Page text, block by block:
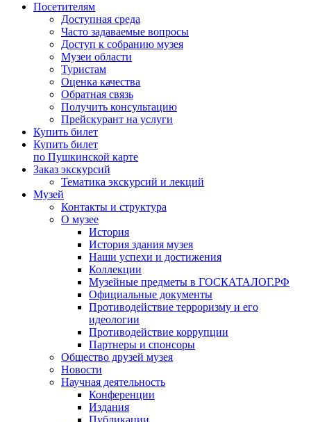
Посетителям
Доступная среда
Часто задаваемые вопросы
Доступ к собранию музея
Музеи области
Туристам
Оценка качества
Обратная связь
Получить консультацию
Прейскурант на услуги
Купить билет
Купить билет
по Пушкинской карте
Заказ экскурсий
Тематика экскурсий и лекций
Музей
Контакты и структура
О музее
История
История здания музея
Наши успехи и достижения
Коллекции
Музейные предметы в ГОСКАТАЛОГ.РФ
Официальные документы
Противодействие терроризму и его
идеологии
Противодействие коррупции
Партнеры и спонсоры
Общество друзей музея
Новости
Научная деятельность
Конференции
Издания
Публикации